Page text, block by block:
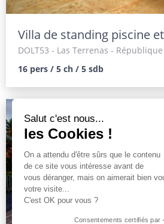
Villa de standing piscine
DOLT53 - Las Terrenas -
16 pers / 5 ch / 5 sdb